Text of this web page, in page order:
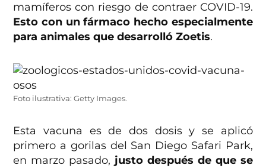
mamíferos con riesgo de contraer COVID-19.
Esto con un fármaco hecho especialmente
para animales que desarrolló Zoetis.
Foto ilustrativa: Getty Images.
Esta vacuna es de dos dosis y se aplicó
primero a gorilas del San Diego Safari Park,
en marzo pasado, justo después de que se